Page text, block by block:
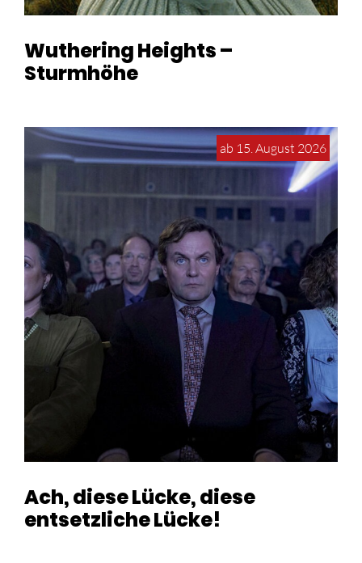
Wuthering Heights –
Sturmhöhe
ab 15. August 2026
Ach, diese Lücke, diese
entsetzliche Lücke!